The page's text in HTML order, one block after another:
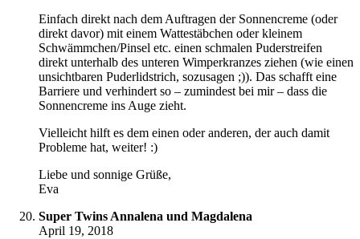
Einfach direkt nach dem Auftragen der Sonnencreme (oder
direkt davor) mit einem Wattestäbchen oder kleinem
Schwämmchen/Pinsel etc. einen schmalen Puderstreifen
direkt unterhalb des unteren Wimperkranzes ziehen (wie einen
unsichtbaren Puderlidstrich, sozusagen ;)). Das schafft eine
Barriere und verhindert so – zumindest bei mir – dass die
Sonnencreme ins Auge zieht.
Vielleicht hilft es dem einen oder anderen, der auch damit
Probleme hat, weiter! :)
Liebe und sonnige Grüße,
Eva
Super Twins Annalena und Magdalena
April 19, 2018